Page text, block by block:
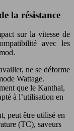
la résistance
sur la vitesse de
avec les
ne se déforme
Wattage.
que le Kanthal,
à l’utilisation en
peut être utilisé en
(TC), saveurs